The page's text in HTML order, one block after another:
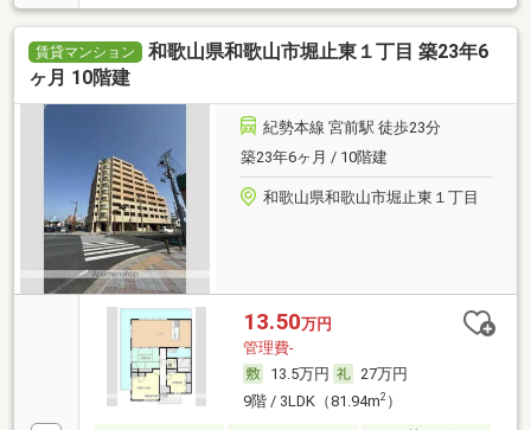
賃貸マンション
和歌山県和歌山市堀止東１丁目 築23年6
ヶ月 10階建
紀勢本線 宮前駅 徒歩23分
築23年6ヶ月 / 10階建
和歌山県和歌山市堀止東１丁目
13.50万円
管理費-
13.5万円
27万円
9階 / 3LDK（81.94m2）